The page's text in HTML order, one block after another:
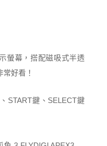
螢幕，搭配磁吸式半透
好看！
START鍵、SELECT鍵